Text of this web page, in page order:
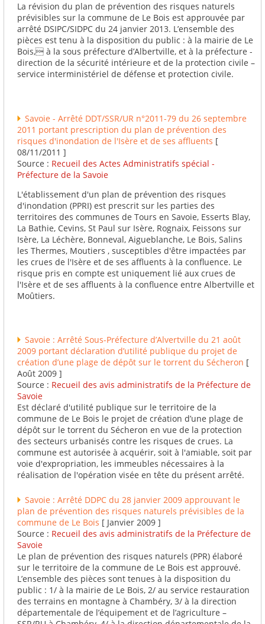
La révision du plan de prévention des risques naturels
prévisibles sur la commune de Le Bois est approuvée par
arrêté DSIPC/SIDPC du 24 janvier 2013. L’ensemble des
pièces est tenu à la disposition du public : à la mairie de Le
Bois, à la sous préfecture d’Albertville, et à la préfecture -
direction de la sécurité intérieure et de la protection civile –
service interministériel de défense et protection civile.
Savoie - Arrêté DDT/SSR/UR n°2011-79 du 26 septembre
2011 portant prescription du plan de prévention des
risques d'inondation de l'Isère et de ses affluents [
08/11/2011 ]
Source : Recueil des Actes Administratifs spécial -
Préfecture de la Savoie
L'établissement d'un plan de prévention des risques
d'inondation (PPRI) est prescrit sur les parties des
territoires des communes de Tours en Savoie, Esserts Blay,
La Bathie, Cevins, St Paul sur Isère, Rognaix, Feissons sur
Isère, La Léchère, Bonneval, Aigueblanche, Le Bois, Salins
les Thermes, Moutiers , susceptibles d'être impactées par
les crues de l'Isère et de ses affluents à la confluence. Le
risque pris en compte est uniquement lié aux crues de
l'Isère et de ses affluents à la confluence entre Albertville et
Moûtiers.
Savoie : Arrêté Sous-Préfecture d’Alvertville du 21 août
2009 portant déclaration d’utilité publique du projet de
création d’une plage de dépôt sur le torrent du Sécheron [
Août 2009 ]
Source : Recueil des avis administratifs de la Préfecture de
Savoie
Est déclaré d'utilité publique sur le territoire de la
commune de Le Bois le projet de création d’une plage de
dépôt sur le torrent du Sécheron en vue de la protection
des secteurs urbanisés contre les risques de crues. La
commune est autorisée à acquérir, soit à l'amiable, soit par
voie d'expropriation, les immeubles nécessaires à la
réalisation de l'opération visée en tête du présent arrêté.
Savoie : Arrêté DDPC du 28 janvier 2009 approuvant le
plan de prévention des risques naturels prévisibles de la
commune de Le Bois [ Janvier 2009 ]
Source : Recueil des avis administratifs de la Préfecture de
Savoie
Le plan de prévention des risques naturels (PPR) élaboré
sur le territoire de la commune de Le Bois est approuvé.
L’ensemble des pièces sont tenues à la disposition du
public : 1/ à la mairie de Le Bois, 2/ au service restauration
des terrains en montagne à Chambéry, 3/ à la direction
départementale de l’équipement et de l’agriculture –